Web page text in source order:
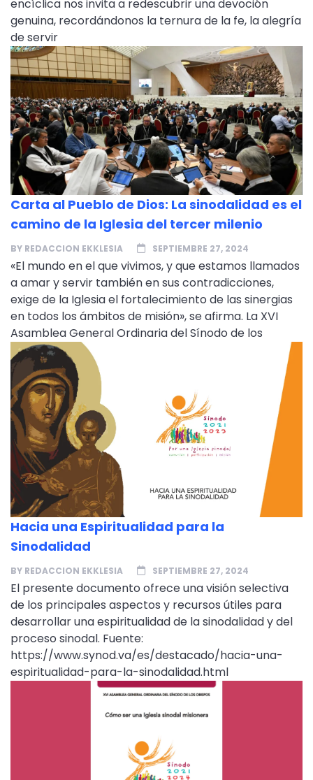
encíclica nos invita a redescubrir una devoción
genuina, recordándonos la ternura de la fe, la alegría
de servir
Carta al Pueblo de Dios: La sinodalidad es el
camino de la Iglesia del tercer milenio
BY REDACCION EKKLESIA SEPTIEMBRE 27, 2024
«El mundo en el que vivimos, y que estamos llamados
a amar y servir también en sus contradicciones,
exige de la Iglesia el fortalecimiento de las sinergias
en todos los ámbitos de misión», se afirma. La XVI
Asamblea General Ordinaria del Sínodo de los
Hacia una Espiritualidad para la
Sinodalidad
BY REDACCION EKKLESIA SEPTIEMBRE 27, 2024
El presente documento ofrece una visión selectiva
de los principales aspectos y recursos útiles para
desarrollar una espiritualidad de la sinodalidad y del
proceso sinodal. Fuente:
https://www.synod.va/es/destacado/hacia-una-
espiritualidad-para-la-sinodalidad.html